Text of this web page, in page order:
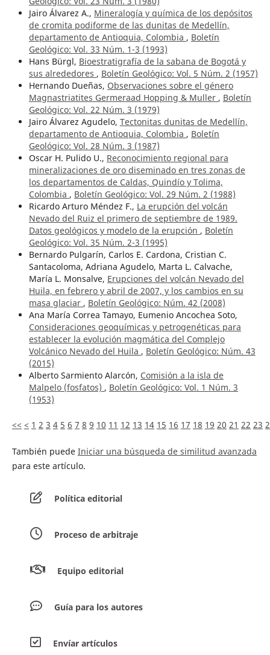
Jairo Álvarez A., Mineralogía y química de los depósitos
de cromita podiforme de las dunitas de Medellín,
departamento de Antioquia, Colombia , Boletín
Geológico: Vol. 33 Núm. 1-3 (1993)
Hans Bürgl, Bioestratigrafía de la sabana de Bogotá y
sus alrededores , Boletín Geológico: Vol. 5 Núm. 2 (1957)
Hernando Dueñas, Observaciones sobre el género
Magnastriatites Germeraad Hopping & Muller , Boletín
Geológico: Vol. 22 Núm. 3 (1979)
Jairo Álvarez Agudelo, Tectonitas dunitas de Medellín,
departamento de Antioquia, Colombia , Boletín
Geológico: Vol. 28 Núm. 3 (1987)
Oscar H. Pulido U., Reconocimiento regional para
mineralizaciones de oro diseminado en tres zonas de
los departamentos de Caldas, Quindío y Tolima,
Colombia , Boletín Geológico: Vol. 29 Núm. 2 (1988)
Ricardo Arturo Méndez F., La erupción del volcán
Nevado del Ruiz el primero de septiembre de 1989.
Datos geológicos y modelo de la erupción , Boletín
Geológico: Vol. 35 Núm. 2-3 (1995)
Bernardo Pulgarín, Carlos E. Cardona, Cristian C.
Santacoloma, Adriana Agudelo, Marta L. Calvache,
María L. Monsalve, Erupciones del volcán Nevado del
Huila, en febrero y abril de 2007, y los cambios en su
masa glaciar , Boletín Geológico: Núm. 42 (2008)
Ana María Correa Tamayo, Eumenio Ancochea Soto,
Consideraciones geoquímicas y petrogenéticas para
establecer la evolución magmática del Complejo
Volcánico Nevado del Huila , Boletín Geológico: Núm. 43
(2015)
Alberto Sarmiento Alarcón, Comisión a la isla de
Malpelo (fosfatos) , Boletín Geológico: Vol. 1 Núm. 3
(1953)
<< < 1 2 3 4 5 6 7 8 9 10 11 12 13 14 15 16 17 18 19 20 21 22 23
También puede Iniciar una búsqueda de similitud avanzada
para este artículo.
Política editorial
Proceso de arbitraje
Equipo editorial
Guía para los autores
Envíar artículos